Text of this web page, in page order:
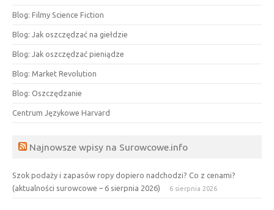
Blog: Filmy Science Fiction
Blog: Jak oszczędzać na giełdzie
Blog: Jak oszczędzać pieniądze
Blog: Market Revolution
Blog: Oszczędzanie
Centrum Językowe Harvard
Najnowsze wpisy na Surowcowe.info
Szok podaży i zapasów ropy dopiero nadchodzi? Co z cenami?
(aktualności surowcowe – 6 sierpnia 2026)
6 sierpnia 2026